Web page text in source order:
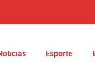
Esporte